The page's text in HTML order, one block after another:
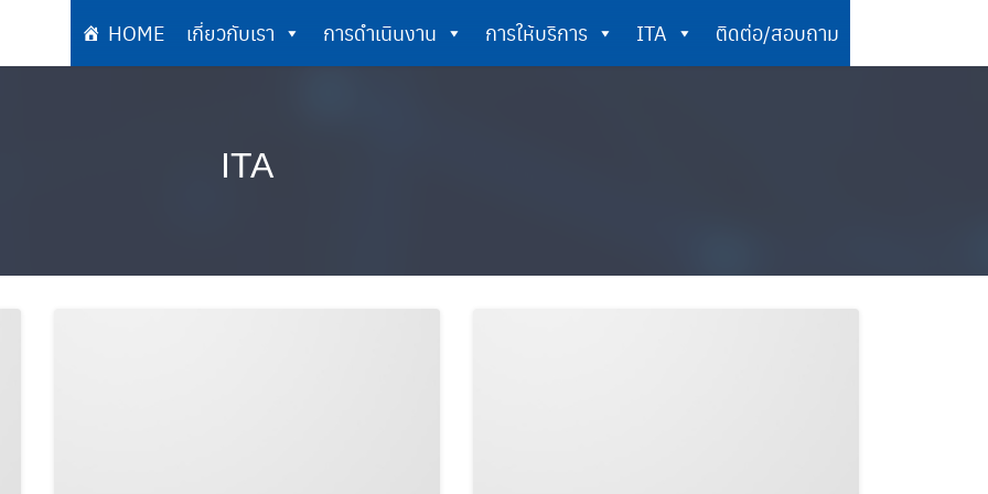
HOME เกี่ยวกับเรา การดำเนินงาน การให้บริการ ITA
ติดต่อ/สอบถาม
ITA